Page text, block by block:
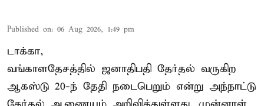
Published on: 06 Aug 2026, 1:49 pm
டாக்கா,
வங்காளதேசத்தில் ஜனாதிபதி தேர்தல் வருகிற
ஆகஸ்டு 20-ந் தேதி நடைபெறும் என்று அந்நாட்டு